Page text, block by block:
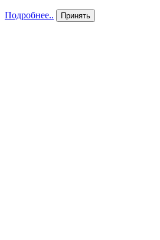
Подробнее.. Принять